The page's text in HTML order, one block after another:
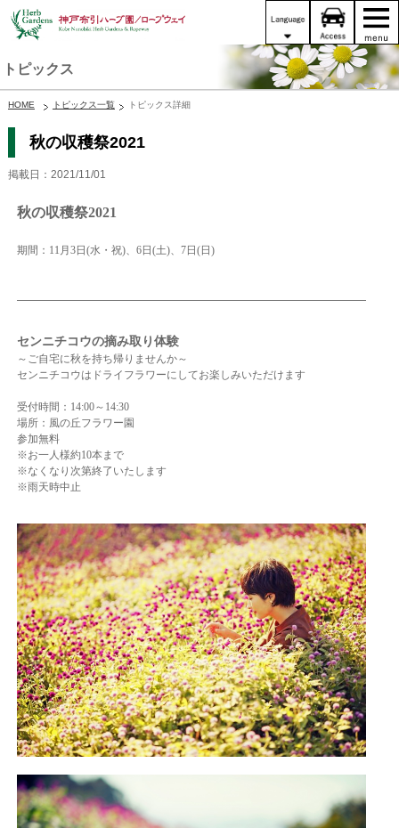
トピックス
HOME トピックス一覧 トピックス詳細
秋の収穫祭2021
掲載日：2021/11/01
秋の収穫祭2021
期間：11月3日(水・祝)、6日(土)、7日(日)
センニチコウの摘み取り体験
～ご自宅に秋を持ち帰りませんか～
センニチコウはドライフラワーにしてお楽しみいただけます
受付時間：14:00～14:30
場所：風の丘フラワー園
参加無料
※お一人様約10本まで
※なくなり次第終了いたします
※雨天時中止